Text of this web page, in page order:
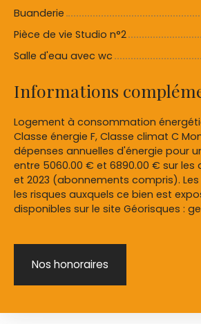
Buanderie
Pièce de vie Studio n°2
Salle d'eau avec wc
Informations
Logement à consommation
Classe énergie F, Classe climat C
dépenses annuelles d'énergie pour
entre 5060.00 € et 6890.00 € sur les
et 2023 (abonnements compris).
les risques auxquels ce bien est
disponibles sur le site Géorisques :
Nos honoraires